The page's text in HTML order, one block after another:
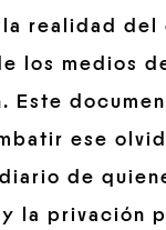
la realidad
los medios
Este
ese
de
y la privación